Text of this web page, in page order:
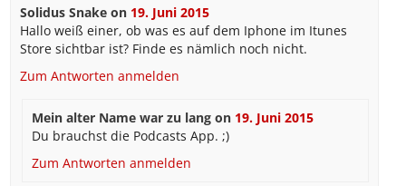
Solidus Snakeon 19. Juni 2015
Hallo weiß einer, ob was es auf dem Iphone im Itunes
Store sichtbar ist? Finde es nämlich noch nicht.
Zum Antworten anmelden
Mein alter Name war zu lang on 19. Juni 2015
Du brauchst die Podcasts App. ;)
Zum Antworten anmelden